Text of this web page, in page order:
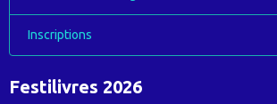
Inscriptions
Festilivres 2026